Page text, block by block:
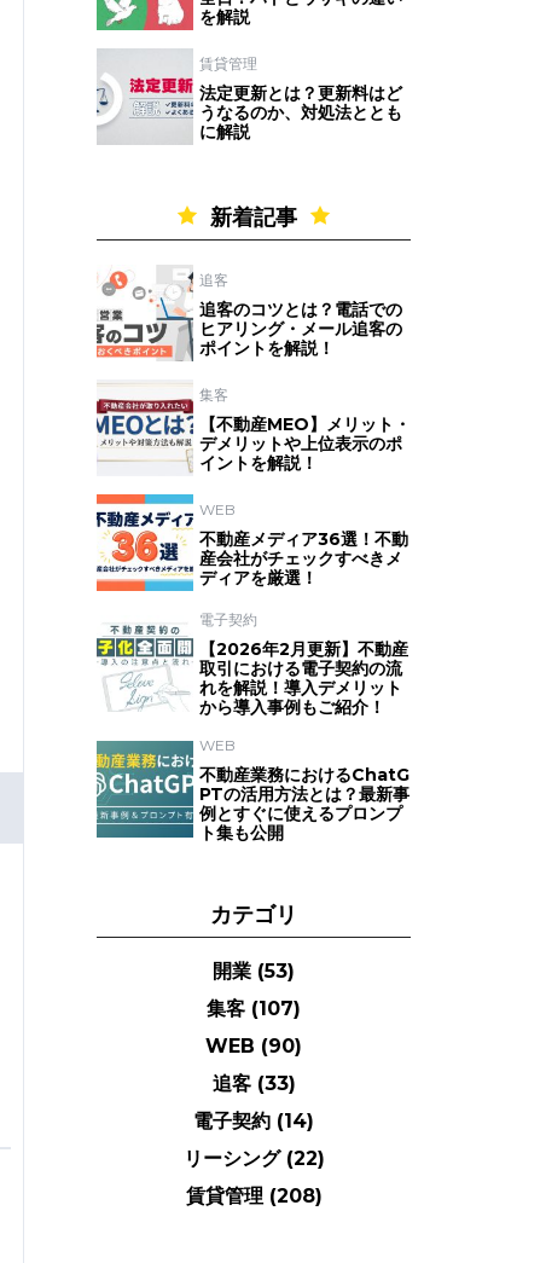
を解説
賃貸管理
法定更新とは？更新料はど
うなるのか、対処法ととも
に解説
新着記事
追客
追客のコツとは？電話での
ヒアリング・メール追客の
ポイントを解説！
集客
【不動産MEO】メリット・
デメリットや上位表示のポ
イントを解説！
WEB
不動産メディア36選！不動
産会社がチェックすべきメ
ディアを厳選！
電子契約
【2026年2月更新】不動産
取引における電子契約の流
れを解説！導入デメリット
から導入事例もご紹介！
WEB
不動産業務におけるChatG
PTの活用方法とは？最新事
例とすぐに使えるプロンプ
ト集も公開
カテゴリ
開業 (53)
集客 (107)
WEB (90)
追客 (33)
電子契約 (14)
リーシング (22)
賃貸管理 (208)